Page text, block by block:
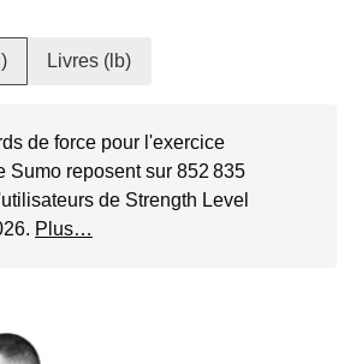
Livres (lb)
de force pour l'exercice
Sumo reposent sur 852 835
de Strength Level
Plus…